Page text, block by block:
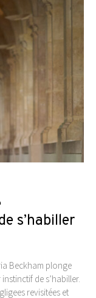
s’habiller
Beckham plonge
de s’habiller.
revisitées et